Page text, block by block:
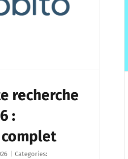
recherche
:
Categories: